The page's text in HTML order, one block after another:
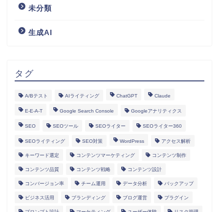
未分類
生成AI
タグ
A/Bテスト AIライティング ChatGPT Claude
E-E-A-T Google Search Console Googleアナリティクス
SEO SEOツール SEOライター SEOライター360
SEOライティング SEO対策 WordPress アクセス解析
キーワード選定 コンテンツマーケティング コンテンツ制作
コンテンツ品質 コンテンツ戦略 コンテンツ設計
コンバージョン率 チーム運用 データ分析 バックアップ
ビジネス活用 ブランディング ブログ運営 プラグイン